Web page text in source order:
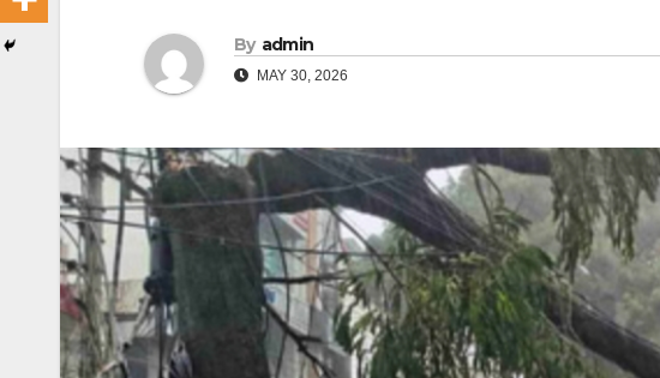
By admin
MAY 30, 2026